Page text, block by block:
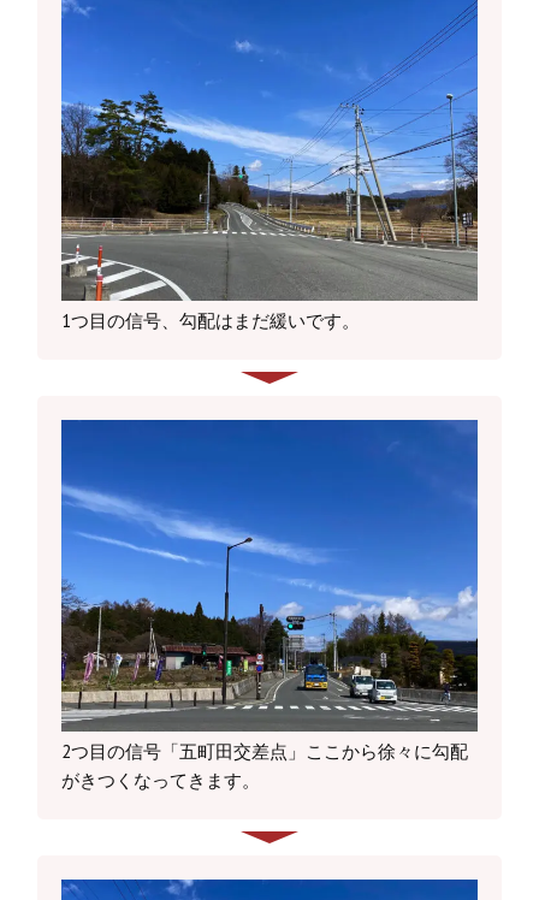
1つ目の信号、勾配はまだ緩いです。
2つ目の信号「五町田交差点」ここから徐々に勾配
がきつくなってきます。